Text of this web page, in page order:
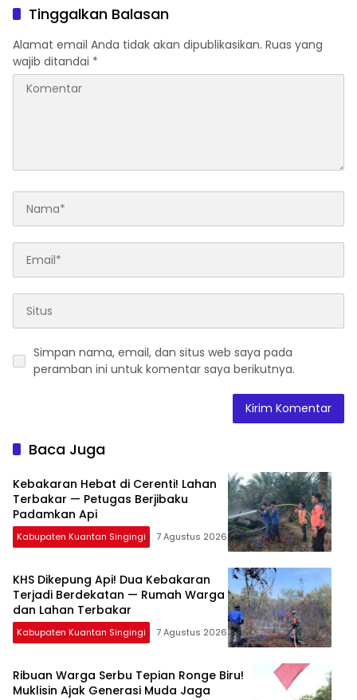
Simpan nama, email, dan situs web saya pada
peramban ini untuk komentar saya berikutnya.
Kebakaran Hebat di Cerenti! Lahan
Terjadi Berdekatan — Rumah Warga
dan Lahan Terbakar
Kabupaten Kuantan Singingi
Ribuan Warga Serbu Tepian Ronge Biru!
Muklisin Ajak Generasi Muda Jaga
Warisan Budaya
Kabupaten Kuantan Singingi
Aspal Jalan Transmigrasi — Camat
Diminta Bergerak Cepat